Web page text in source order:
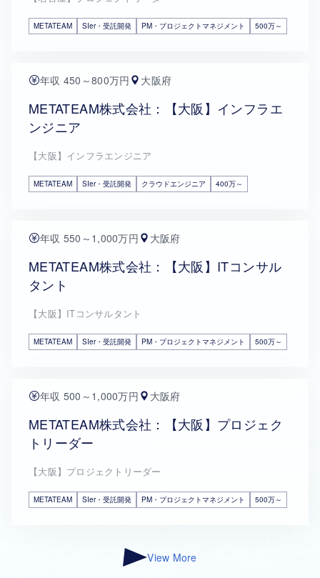
METATEAM SIer・受託開発 PM・プロジェクトマネジメント 500万～
年収 450～800万円 大阪府
METATEAM株式会社：【大阪】インフラエ
ンジニア
【大阪】インフラエンジニア
METATEAM SIer・受託開発 クラウドエンジニア 400万～
年収 550～1,000万円 大阪府
METATEAM株式会社：【大阪】ITコンサル
タント
【大阪】ITコンサルタント
METATEAM SIer・受託開発 PM・プロジェクトマネジメント 500万～
年収 500～1,000万円 大阪府
METATEAM株式会社：【大阪】プロジェク
トリーダー
【大阪】プロジェクトリーダー
METATEAM SIer・受託開発 PM・プロジェクトマネジメント 500万～
View More